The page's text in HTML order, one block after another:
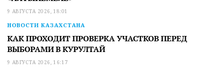
9 АВГУСТА 2026, 18:01
НОВОСТИ КАЗАХСТАНА
КАК ПРОХОДИТ ПРОВЕРКА УЧАСТКОВ ПЕРЕД
ВЫБОРАМИ В КУРУЛТАЙ
9 АВГУСТА 2026, 16:17